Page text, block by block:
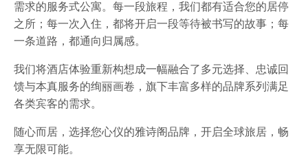
需求的服务式公寓。每一段旅程，我们都有适合您的居停
之所；每一次入住，都将开启一段等待被书写的故事；每
一条道路，都通向归属感。
我们将酒店体验重新构想成一幅融合了多元选择、忠诚回
馈与本真服务的绚丽画卷，旗下丰富多样的品牌系列满足
各类宾客的需求。
随心而居，选择您心仪的雅诗阁品牌，开启全球旅居，畅
享无限可能。